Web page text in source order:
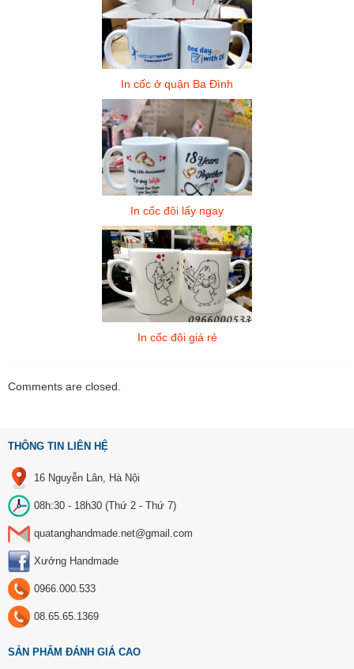
In cốc ở quận Ba Đình
In cốc đôi lấy ngay
In cốc đôi giá rẻ
Comments are closed.
THÔNG TIN LIÊN HỆ
16 Nguyễn Lân, Hà Nội
08h:30 - 18h30 (Thứ 2 - Thứ 7)
quatanghandmade.net@gmail.com
Xưởng Handmade
0966.000.533
08.65.65.1369
SẢN PHẨM ĐÁNH GIÁ CAO